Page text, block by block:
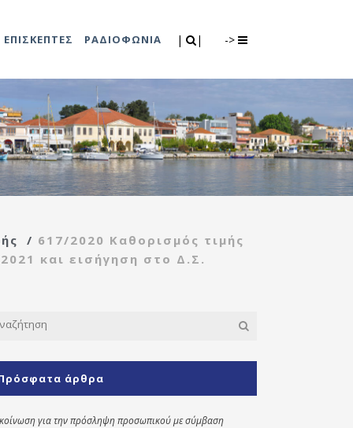
| | ->
Τμήμα Πρόνοιας
Κέντρο
γυναικών
(Κ.Α.Π.Η.)
Κοινωνικό
παντοπωλείο
Kοινωνικό
εκδηλώσεις
ΕΠΙΣΚΕΠΤΕΣ ΡΑΔΙΟΦΩΝΙΑ
/ 617/2020 Καθορισμός τιμής
και εισήγηση στο Δ.Σ.
άρθρα
για την πρόσληψη προσωπικού με σύμβαση